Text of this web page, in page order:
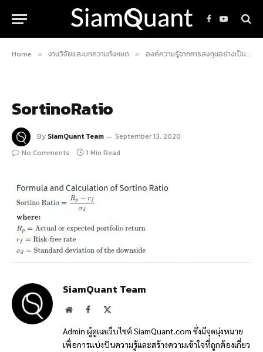
Facebook
YouTube
Home » งานวิจัยและบทความทั้งหมด » องค์ความรู้จากการลงทุนอย่างเป็นระบบ
SortinoRatio
By SiamQuant Team
September 13, 2020
No Comments
1 Min Read
SiamQuant Team
WebsiteFacebook
Admin ผู้ดูแลเว็บไซต์ SiamQuant.com ซึ่งมีจุดมุ่งหมาย
เพื่อการแบ่งปันความรู้และสร้างความเข้าใจที่ถูกต้องเกี่ยว